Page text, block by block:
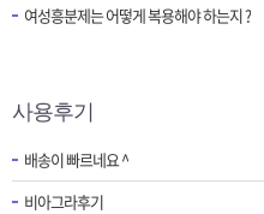
여성흥분제는 어떻게 복용해야 하는지 ?
사용후기
배송이 빠르네요 ^
비아그라후기